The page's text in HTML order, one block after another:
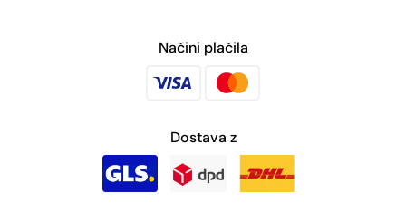
Načini plačila
Dostava z